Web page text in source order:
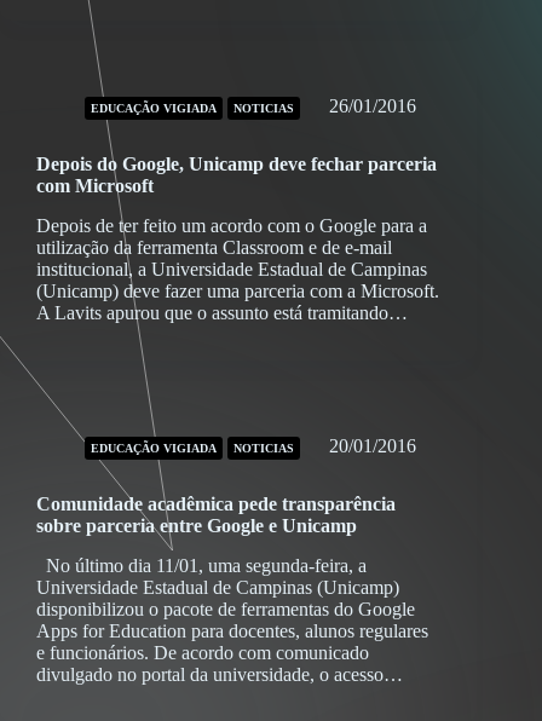
EDUCAÇÃO VIGIADA NOTICIAS 26/01/2016
Depois do Google, Unicamp deve fechar parceria
com Microsoft
Depois de ter feito um acordo com o Google para a
utilização da ferramenta Classroom e de e-mail
institucional, a Universidade Estadual de Campinas
(Unicamp) deve fazer uma parceria com a Microsoft.
A Lavits apurou que o assunto está tramitando…
EDUCAÇÃO VIGIADA NOTICIAS 20/01/2016
Comunidade acadêmica pede transparência
sobre parceria entre Google e Unicamp
No último dia 11/01, uma segunda-feira, a
Universidade Estadual de Campinas (Unicamp)
disponibilizou o pacote de ferramentas do Google
Apps for Education para docentes, alunos regulares
e funcionários. De acordo com comunicado
divulgado no portal da universidade, o acesso…